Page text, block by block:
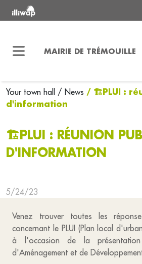
MAIRIE DE TRÉMOUILLE
Your town hall / News / 🏗️PLUI :
d'information
🏗️PLUI : RÉUNION
D'INFORMATION
5/24/23
Venez trouver toutes les
concernant le PLUI (Plan local
à l'occasion de la
d'Aménagement et de